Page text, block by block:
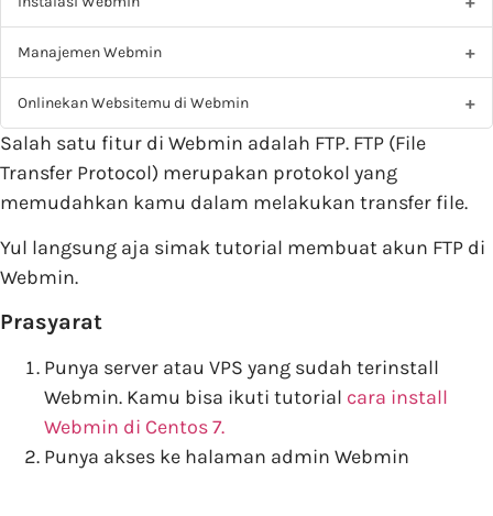
Manajemen Webmin
Onlinekan Websitemu di Webmin
Salah satu fitur di Webmin adalah FTP. FTP (File
Transfer Protocol) merupakan protokol yang
memudahkan kamu dalam melakukan transfer file.
Yul langsung aja simak tutorial membuat akun FTP di
Webmin.
Prasyarat
Punya server atau VPS yang sudah terinstall
Webmin. Kamu bisa ikuti tutorial cara install
Webmin di Centos 7.
Punya akses ke halaman admin Webmin